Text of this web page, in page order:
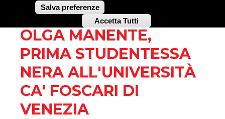
Salva preferenze
Accetta Tutti
Withdraw
OLGA. SUI PASSI DI
OLGA MANENTE,
PRIMA STUDENTESSA
NERA ALL'UNIVERSITÀ
CA' FOSCARI DI
VENEZIA